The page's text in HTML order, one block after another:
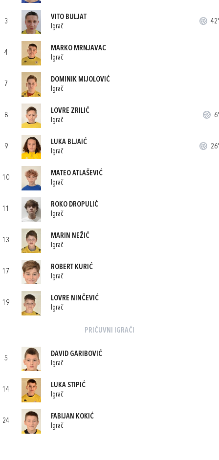
3
VITO BULJAT
Igrač
42'
4
MARKO MRNJAVAC
Igrač
7
DOMINIK MIJOLOVIĆ
Igrač
8
LOVRE ZRILIĆ
Igrač
6'
9
LUKA BLJAIĆ
Igrač
26'
10
MATEO ATLAŠEVIĆ
Igrač
11
ROKO DROPULIĆ
Igrač
13
MARIN NEŽIĆ
Igrač
17
ROBERT KURIĆ
Igrač
19
LOVRE NINČEVIĆ
Igrač
PRIČUVNI IGRAČI
5
DAVID GARIBOVIĆ
Igrač
14
LUKA STIPIĆ
Igrač
24
FABIJAN KOKIĆ
Igrač